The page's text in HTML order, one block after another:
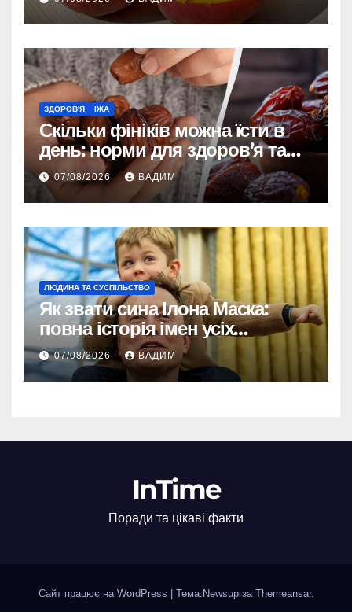
ЗДОРОВ'Я ЇЖА
Скільки фініків можна їсти в
день: норми для здоров’я та
енергії
07/08/2026 ВАДИМ
ЛЮДИНА ТА СУСПІЛЬСТВО
Як звати сина Ілона Маска:
повна історія імен усіх
хлопчиків мільярдера
07/08/2026 ВАДИМ
InTime
Поради та цікаві факти
Сайт працює на WordPress Тема:Newsup за Themeansar.